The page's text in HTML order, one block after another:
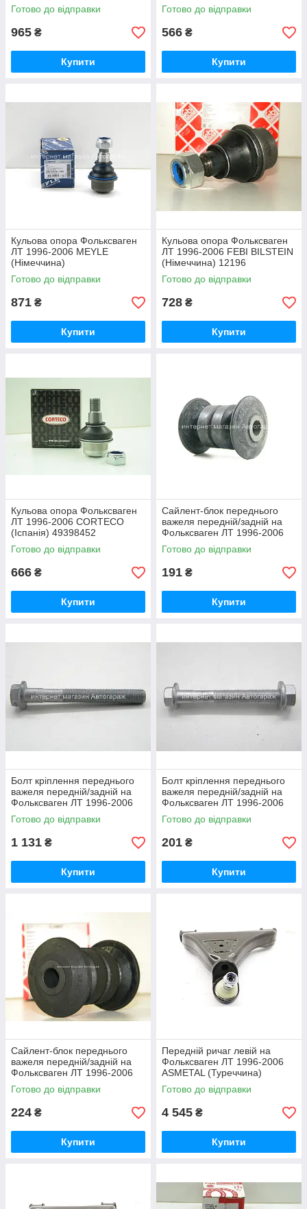
Готово до відправки
965 ₴
Купити
Готово до відправки
566 ₴
Купити
Кульова опора Фольксваген
ЛТ 1996-2006 MEYLE
(Німеччина)
0360100113/HD/HD
Готово до відправки
871 ₴
Купити
Кульова опора Фольксваген
ЛТ 1996-2006 FEBI BILSTEIN
(Німеччина) 12196
Готово до відправки
728 ₴
Купити
Кульова опора Фольксваген
ЛТ 1996-2006 CORTECO
(Іспанія) 49398452
Готово до відправки
666 ₴
Купити
Сайлент-блок переднього
важеля передній/задній на
Фольксваген ЛТ 1996-2006
BC GUMA (Україна) BC1395
Готово до відправки
191 ₴
Купити
Болт кріплення переднього
важеля передній/задній на
Фольксваген ЛТ 1996-2006
MERCEDES (Оригінал)
9019900312
Готово до відправки
1 131 ₴
Купити
Болт кріплення переднього
важеля передній/задній на
Фольксваген ЛТ 1996-2006
Autotechteile (Німеччина)
A3164
Готово до відправки
201 ₴
Купити
Сайлент-блок переднього
важеля передній/задній на
Фольксваген ЛТ 1996-2006
FEBI BILSTEIN (Німеччина)
22657
Готово до відправки
224 ₴
Купити
Передній ричаг левій на
Фольксваген ЛТ 1996-2006
ASMETAL (Туреччина)
30MR0100
Готово до відправки
4 545 ₴
Купити